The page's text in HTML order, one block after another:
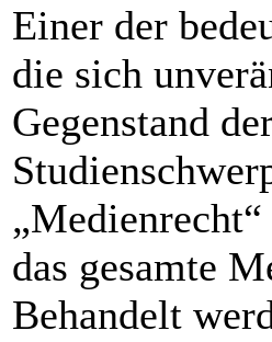
Einer der
die sich
Gegenstand
das gesamte
Behandelt